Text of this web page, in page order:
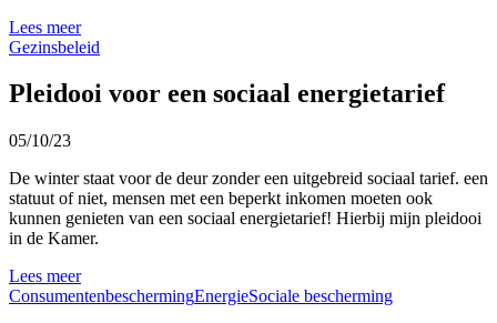
Lees meer
Gezinsbeleid
Pleidooi voor een sociaal energietarief
05/10/23
De winter staat voor de deur zonder een uitgebreid sociaal tarief. een
statuut of niet, mensen met een beperkt inkomen moeten ook
kunnen genieten van een sociaal energietarief! Hierbij mijn pleidooi
in de Kamer.
Lees meer
ConsumentenbeschermingEnergieSociale bescherming